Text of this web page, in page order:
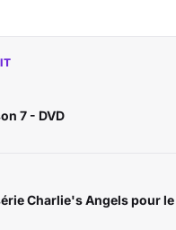
7 - DVD
Charlie's Angels pour